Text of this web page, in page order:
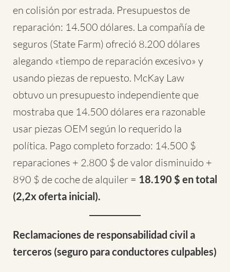
en colisión por estrada. Presupuestos de
reparación: 14.500 dólares. La compañía de
seguros (State Farm) ofreció 8.200 dólares
alegando «tiempo de reparación excesivo» y
usando piezas de repuesto. McKay Law
obtuvo un presupuesto independiente que
mostraba que 14.500 dólares era razonable
usar piezas OEM según lo requerido la
política. Pago completo forzado: 14.500 $
reparaciones + 2.800 $ de valor disminuido +
890 $ de coche de alquiler = 18.190 $ en total
(2,2x oferta inicial).
Reclamaciones de responsabilidad civil a
terceros (seguro para conductores culpables)